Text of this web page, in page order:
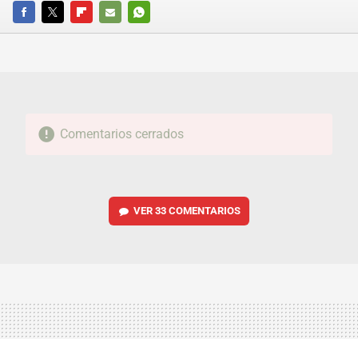
FACEBOOKTWITTERFLIPBOARD
E-
WHATSAPP
Comentarios cerrados
VER 33 COMENTARIOS